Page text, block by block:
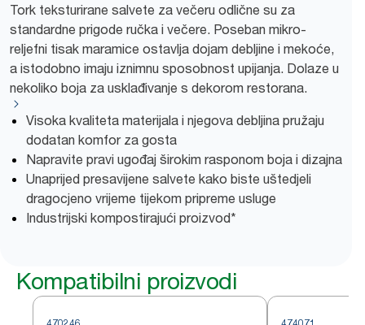
Tork teksturirane salvete za večeru odlične su za
standardne prigode ručka i večere. Poseban mikro-
reljefni tisak maramice ostavlja dojam debljine i mekoće,
a istodobno imaju iznimnu sposobnost upijanja. Dolaze u
nekoliko boja za usklađivanje s dekorom restorana.
Visoka kvaliteta materijala i njegova debljina pružaju
dodatan komfor za gosta
Napravite pravi ugođaj širokim rasponom boja i dizajna
Unaprijed presavijene salvete kako biste uštedjeli
dragocjeno vrijeme tijekom pripreme usluge
Industrijski kompostirajući proizvod*
Kompatibilni proizvodi